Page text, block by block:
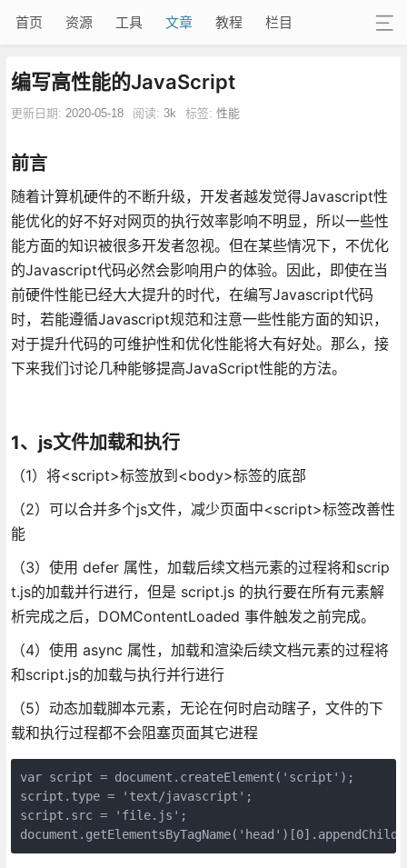
首页 资源 工具 文章 教程 栏目
编写高性能的JavaScript
更新日期: 2020-05-18 阅读: 3k 标签: 性能
前言
随着计算机硬件的不断升级，开发者越发觉得Javascript性
能优化的好不好对网页的执行效率影响不明显，所以一些性
能方面的知识被很多开发者忽视。但在某些情况下，不优化
的Javascript代码必然会影响用户的体验。因此，即使在当
前硬件性能已经大大提升的时代，在编写Javascript代码
时，若能遵循Javascript规范和注意一些性能方面的知识，
对于提升代码的可维护性和优化性能将大有好处。那么，接
下来我们讨论几种能够提高JavaScript性能的方法。
1、js文件加载和执行
（1）将<script>标签放到<body>标签的底部
（2）可以合并多个js文件，减少页面中<script>标签改善性
能
（3）使用 defer 属性，加载后续文档元素的过程将和scrip
t.js的加载并行进行，但是 script.js 的执行要在所有元素解
析完成之后，DOMContentLoaded 事件触发之前完成。
（4）使用 async 属性，加载和渲染后续文档元素的过程将
和script.js的加载与执行并行进行
（5）动态加载脚本元素，无论在何时启动瞎子，文件的下
载和执行过程都不会阻塞页面其它进程
var script = document.createElement('script');
script.type = 'text/javascript';
script.src = 'file.js';